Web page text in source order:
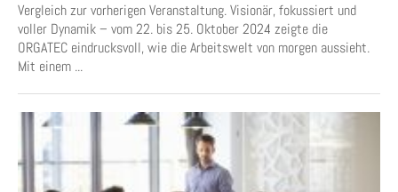
Vergleich zur vorherigen Veranstaltung. Visionär, fokussiert und
voller Dynamik – vom 22. bis 25. Oktober 2024 zeigte die
ORGATEC eindrucksvoll, wie die Arbeitswelt von morgen aussieht.
Mit einem ...